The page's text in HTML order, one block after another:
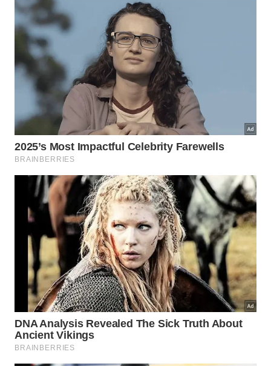
Eliminação da necessidade de extração
predatória de areia de leitos de rios preservados
e protegidos por leis ambientais.
Redução drástica nas emissões de gases de
efeito estufa durante todo o ciclo de vida do
material produzido e aplicado.
Possibilidade de reciclagem completa dos blocos
após o fim da vida útil da edificação construída
de forma modular.
Como essa inovação impacta os
custos de grandes projetos?
A viabilidade econômica de uma nova tecnologia é
sempre uma preocupação central para gestores que